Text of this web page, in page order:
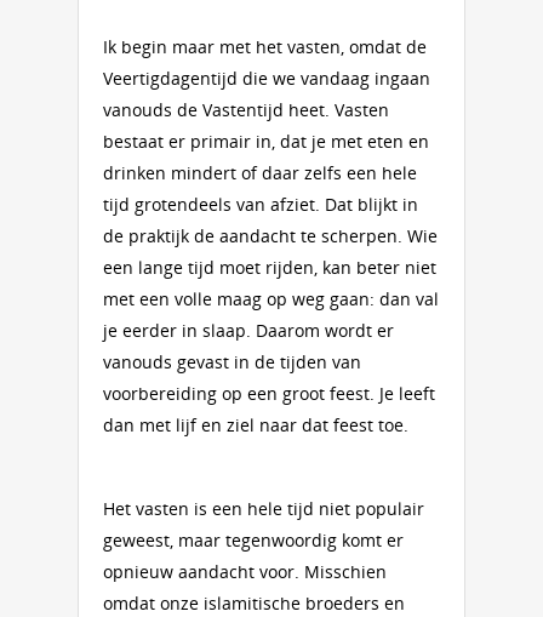
Ik begin maar met het vasten, omdat de
Veertigdagentijd die we vandaag ingaan
vanouds de Vastentijd heet. Vasten
bestaat er primair in, dat je met eten en
drinken mindert of daar zelfs een hele
tijd grotendeels van afziet. Dat blijkt in
de praktijk de aandacht te scherpen. Wie
een lange tijd moet rijden, kan beter niet
met een volle maag op weg gaan: dan val
je eerder in slaap. Daarom wordt er
vanouds gevast in de tijden van
voorbereiding op een groot feest. Je leeft
dan met lijf en ziel naar dat feest toe.
Het vasten is een hele tijd niet populair
geweest, maar tegenwoordig komt er
opnieuw aandacht voor. Misschien
omdat onze islamitische broeders en